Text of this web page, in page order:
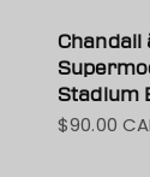
Chandail
Stadium
Prix de
$90.00